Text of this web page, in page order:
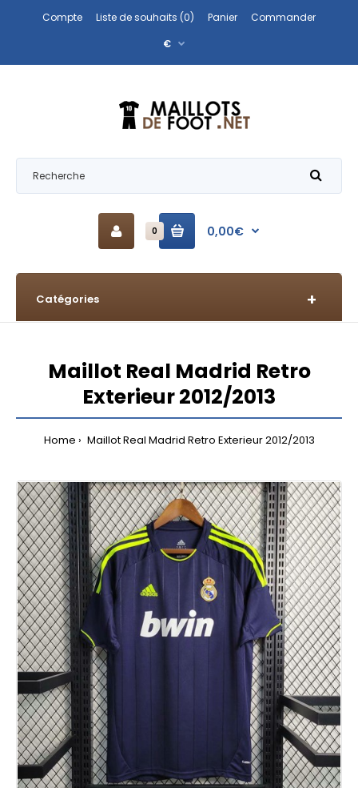
Compte Liste de souhaits (0) Panier
Commander
€
0 0,00€
Catégories
Maillot Real Madrid Retro
Exterieur 2012/2013
Home Maillot Real Madrid Retro Exterieur 2012/2013